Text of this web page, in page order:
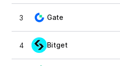
3 Gate
4 Bitget